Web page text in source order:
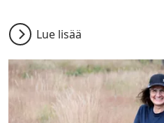
Lue lisää